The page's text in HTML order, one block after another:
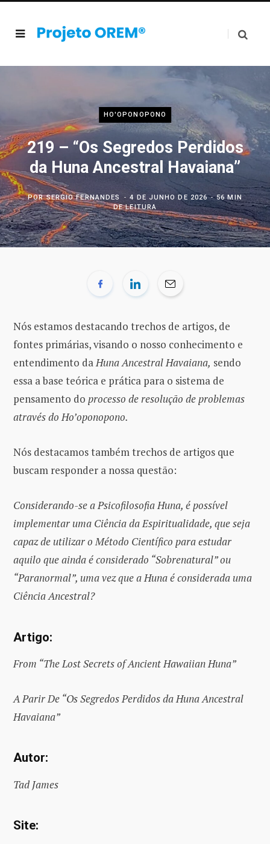
HO'OPONOPONO
219 – “Os Segredos Perdidos
da Huna Ancestral Havaiana”
PORSERGIO FERNANDES 4 DE JUNHO DE 2026
56 MIN
DE LEITURA
Nós estamos destacando trechos de artigos, de
fontes primárias, visando o nosso conhecimento e
entendimento daHuna Ancestral Havaiana, sendo
essa a base teórica e prática para o sistema de
pensamento do processo de resolução de problemas
através do Ho’oponopono.
Nós destacamos também trechos de artigos que
buscam responder a nossa questão:
Considerando-se a Psicofilosofia Huna, é possível
implementar uma Ciência da Espiritualidade, que seja
capaz de utilizar o Método Científico para estudar
aquilo que ainda é considerado “Sobrenatural” ou
“Paranormal”, uma vez que a Huna é considerada uma
Ciência Ancestral?
Artigo:
From “The Lost Secrets of Ancient Hawaiian Huna”
A Parir De “Os Segredos Perdidos da Huna Ancestral
Havaiana”
Autor:
Tad James
Site: